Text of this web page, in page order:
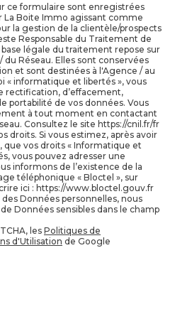
ce formulaire sont enregistrées
La Boite Immo agissant comme
la gestion de la clientèle/prospects
Responsable du Traitement de
légale du traitement repose sur
Réseau. Elles sont conservées
et sont destinées à l'Agence / au
« informatique et libertés », vous
rectification, d’effacement,
portabilité de vos données. Vous
à tout moment en contactant
Consultez le site https://cnil.fr/fr
droits. Si vous estimez, après avoir
que vos droits « Informatique et
vous pouvez adresser une
informons de l’existence de la
téléphonique « Bloctel », sur
ici : https://www.bloctel.gouv.fr
Données personnelles, nous
Données sensibles dans le champ
les Politiques de
d'Utilisation de Google